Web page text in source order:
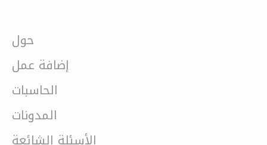
حول
إضافة عمل
الحاسبات
المدونات
الأسئلة الشائعة